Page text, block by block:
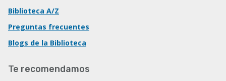
Biblioteca A/Z
Preguntas frecuentes
Blogs de la Biblioteca
Te recomendamos